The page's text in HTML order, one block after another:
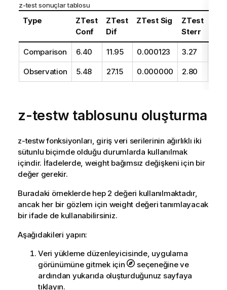
z-testsonuçlar tablosu
Type
ZTest
Conf
ZTest
Dif
ZTest Sig
ZTest
Sterr
Comparison 6.40 11.95 0.000123 3.27
Observation 5.48 27.15 0.000000 2.80
z-testw tablosunu oluşturma
z-testwfonksiyonları, giriş veri serilerinin ağırlıklı iki
sütunlu biçimde olduğu durumlarda kullanılmak
içindir. İfadelerde, weightbağımsız değişkeni için bir
değer gerekir.
Buradaki örneklerde hep 2 değeri kullanılmaktadır,
ancak her bir gözlem için weight değeri tanımlayacak
bir ifade de kullanabilirsiniz.
Aşağıdakileri yapın:
Veri yükleme düzenleyicisinde, uygulama
görünümüne gitmek için
seçeneğine ve
ardından yukarıda oluşturduğunuz sayfaya
tıklayın.